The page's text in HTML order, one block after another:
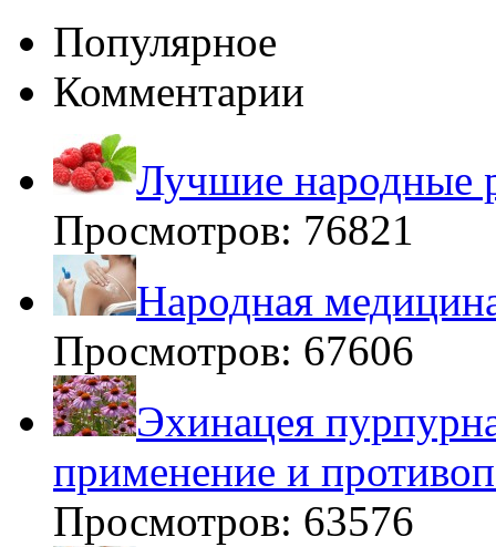
Популярное
Комментарии
Лучшие народные
Просмотров: 76821
Народная
Просмотров: 67606
Эхинацея
применение и
Просмотров: 63576